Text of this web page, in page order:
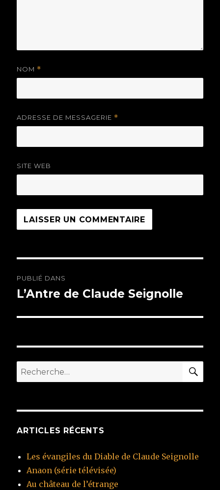
NOM *
ADRESSE DE MESSAGERIE *
SITE WEB
de
PUBLIÉ DANS
L’Antre de Claude Seignolle
Recherche
pour
ARTICLES RÉCENTS
Les évangiles du Diable de Claude Seignolle
Anaon (série télévisée)
Au château de l’étrange